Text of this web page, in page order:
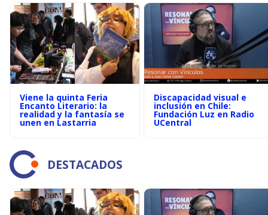
Viene la quinta Feria
Encanto Literario: la
realidad y la fantasía se
unen en Lastarria
Discapacidad visual e
inclusión en Chile:
Fundación Luz en Radio
UCentral
DESTACADOS